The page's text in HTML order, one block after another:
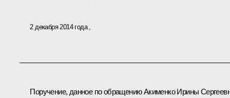
2 декабря 2014 года
Поручение, данное по обращению Акименко Ирины